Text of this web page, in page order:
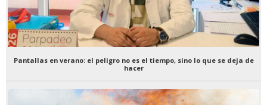
Pantallas en verano: el peligro no es el tiempo, sino lo que se deja de
hacer